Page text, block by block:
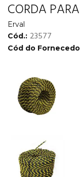
CORDA
Erval
Cód.: 23577
Cód do